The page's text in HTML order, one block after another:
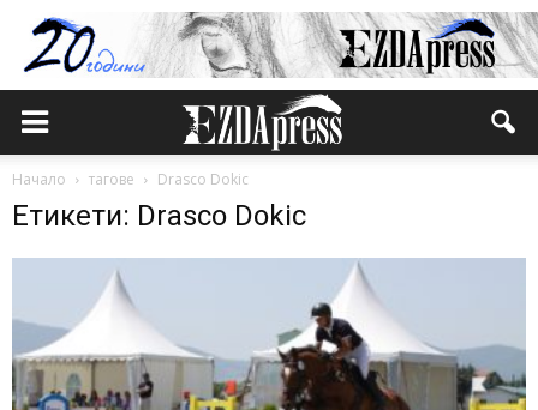
Начало тагове Drasco Dokic
Етикети: Drasco Dokic